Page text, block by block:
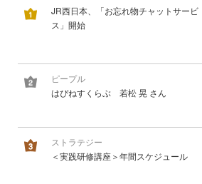
JR西日本、「お忘れ物チャットサービ
ス」開始
ピープル
はぴねすくらぶ 若松 晃 さん
ストラテジー
＜実践研修講座＞年間スケジュール